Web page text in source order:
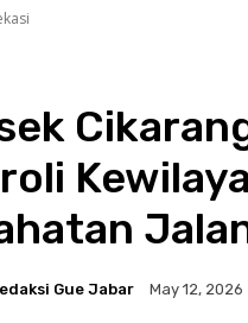
Gue Jabar May 12, 2026